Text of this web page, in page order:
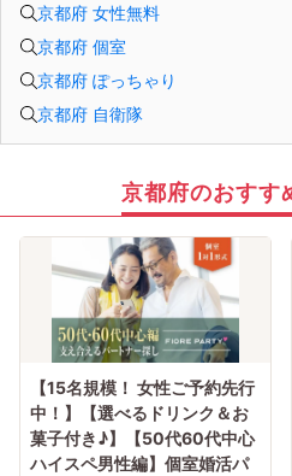
京都府 女性無料
京都府 個室
京都府 ぽっちゃり
京都府 自衛隊
京都府のおすす
【15名規模！ 女性ご予約先行
中！】【選べるドリンク＆お
菓子付き♪】【50代60代中心
ハイスペ男性編】個室婚活パ